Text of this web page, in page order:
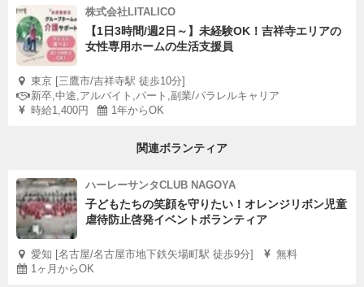
株式会社LITALICO
【1日3時間/週2日～】未経験OK！吉祥寺エリアの
女性専用ホームの生活支援員
東京 [三鷹市/吉祥寺駅 徒歩10分]
新卒,中途,アルバイト,パート,副業/パラレルキャリア
時給1,400円
1年からOK
関連ボランティア
ハーレーサンタCLUB NAGOYA
子どもたちの笑顔を守りたい！オレンジリボン児童
虐待防止啓発イベントボランティア
愛知 [名古屋/名古屋市地下鉄矢場町駅 徒歩9分]
無料
1ヶ月からOK